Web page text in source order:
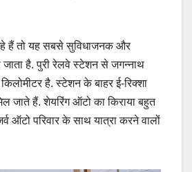
हैं तो यह सबसे सुविधाजनक और
जाता है. पुरी रेलवे स्टेशन से जगन्नाथ
है. स्टेशन के बाहर ई-रिक्शा
जाते हैं. शेयरिंग ऑटो का किराया बहुत
ऑटो परिवार के साथ यात्रा करने वालों